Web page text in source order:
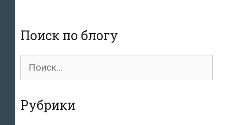
Поиск по блогу
Поиск
Рубрики